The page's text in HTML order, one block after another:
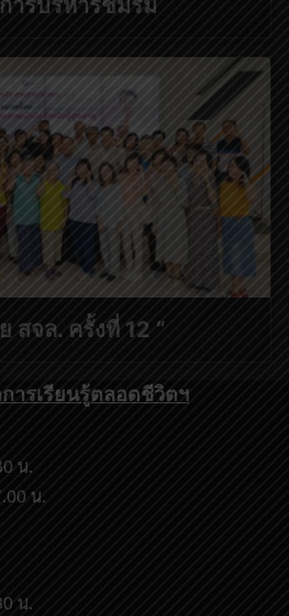
ารบริหารชมรม
สจล. ครั้งที่ 12 “
ารเรียนรู้ตลอดชีวิตฯ
น.
น.
น.